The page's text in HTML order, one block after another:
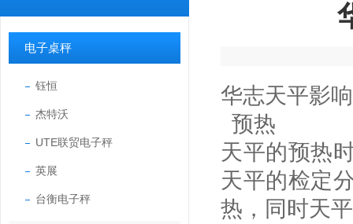
电子桌秤
钰恒
杰特沃
UTE联贸电子秤
英展
台衡电子秤
华志天平影
预热
天平的预热
天平的检定
热，同时天